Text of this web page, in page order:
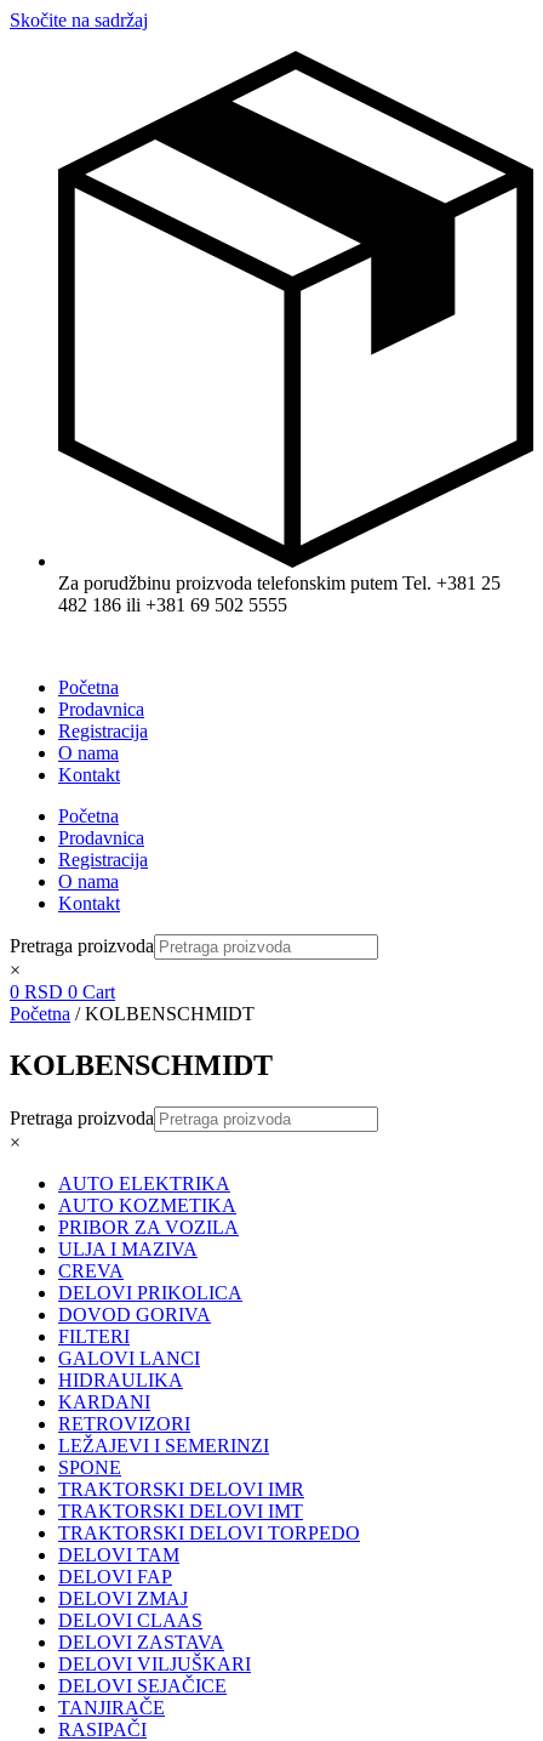
Skočite na sadržaj
Za porudžbinu proizvoda telefonskim putem Tel. +381 25
482 186 ili +381 69 502 5555
Početna
Prodavnica
Registracija
O nama
Kontakt
Početna
Prodavnica
Registracija
O nama
Kontakt
Pretraga proizvoda
×
0 RSD 0 Cart
Početna / KOLBENSCHMIDT
KOLBENSCHMIDT
Pretraga proizvoda
×
AUTO ELEKTRIKA
AUTO KOZMETIKA
PRIBOR ZA VOZILA
ULJA I MAZIVA
CREVA
DELOVI PRIKOLICA
DOVOD GORIVA
FILTERI
GALOVI LANCI
HIDRAULIKA
KARDANI
RETROVIZORI
LEŽAJEVI I SEMERINZI
SPONE
TRAKTORSKI DELOVI IMR
TRAKTORSKI DELOVI IMT
TRAKTORSKI DELOVI TORPEDO
DELOVI TAM
DELOVI FAP
DELOVI ZMAJ
DELOVI CLAAS
DELOVI ZASTAVA
DELOVI VILJUŠKARI
DELOVI SEJAČICE
TANJIRAČE
RASIPAČI